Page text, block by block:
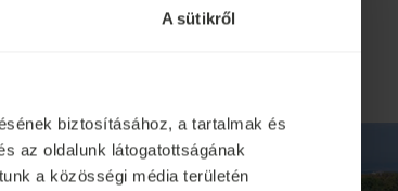
A sütikről
biztosításához, a tartalmak és
az oldalunk látogatottságának
a közösségi média területén